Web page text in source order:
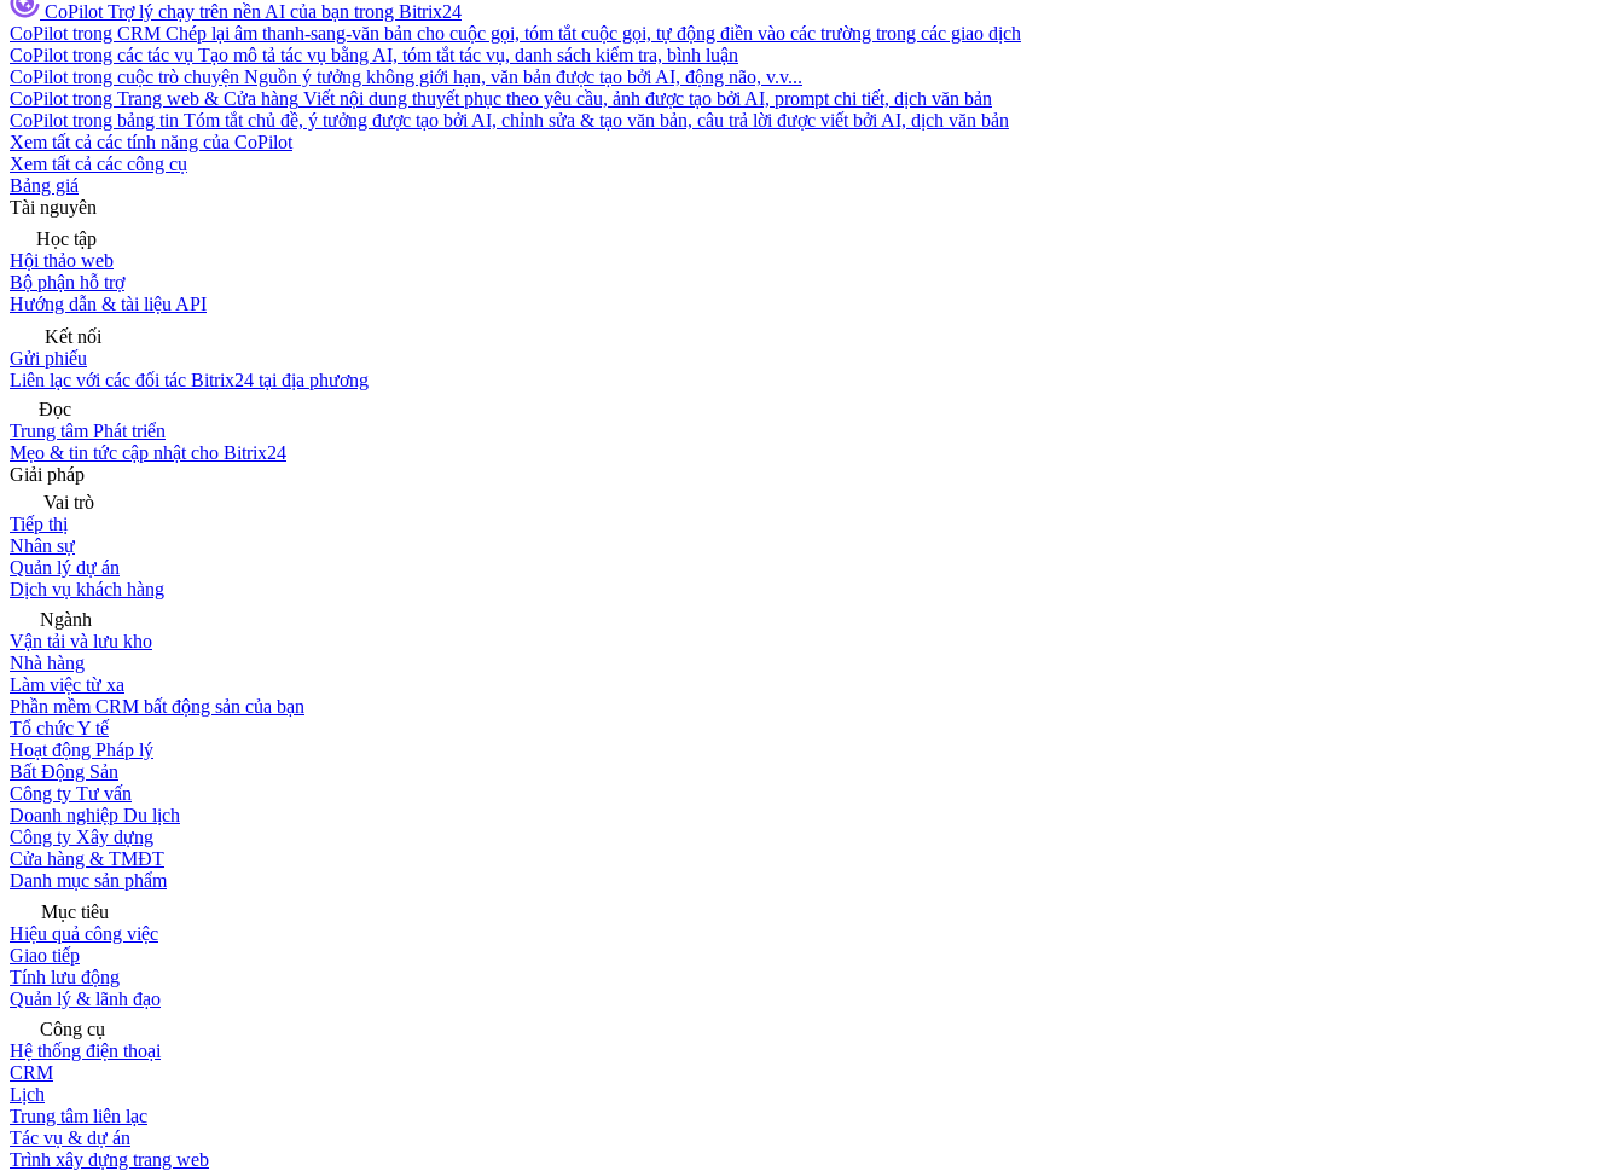
CoPilot Trợ lý chạy trên nền AI của bạn trong Bitrix24
CoPilot trong CRM Chép lại âm thanh-sang-văn bản cho cuộc gọi, tóm tắt cuộc gọi, tự động điền vào các trường trong các giao dịch
CoPilot trong các tác vụ Tạo mô tả tác vụ bằng AI, tóm tắt tác vụ, danh sách kiểm tra, bình luận
CoPilot trong cuộc trò chuyện Nguồn ý tưởng không giới hạn, văn bản được tạo bởi AI, động não, v.v...
CoPilot trong Trang web & Cửa hàng Viết nội dung thuyết phục theo yêu cầu, ảnh được tạo bởi AI, prompt chi tiết, dịch văn bản
CoPilot trong bảng tin Tóm tắt chủ đề, ý tưởng được tạo bởi AI, chỉnh sửa & tạo văn bản, câu trả lời được viết bởi AI, dịch văn bản
Xem tất cả các tính năng của CoPilot
Xem tất cả các công cụ
Bảng giá
Tài nguyên
Học tập
Hội thảo web
Bộ phận hỗ trợ
Hướng dẫn & tài liệu API
Kết nối
Gửi phiếu
Liên lạc với các đối tác Bitrix24 tại địa phương
Đọc
Trung tâm Phát triển
Mẹo & tin tức cập nhật cho Bitrix24
Giải pháp
Vai trò
Tiếp thị
Nhân sự
Quản lý dự án
Dịch vụ khách hàng
Ngành
Vận tải và lưu kho
Nhà hàng
Làm việc từ xa
Phần mềm CRM bất động sản của bạn
Tổ chức Y tế
Hoạt động Pháp lý
Bất Động Sản
Công ty Tư vấn
Doanh nghiệp Du lịch
Công ty Xây dựng
Cửa hàng & TMĐT
Danh mục sản phẩm
Mục tiêu
Hiệu quả công việc
Giao tiếp
Tính lưu động
Quản lý & lãnh đạo
Công cụ
Hệ thống điện thoại
CRM
Lịch
Trung tâm liên lạc
Tác vụ & dự án
Trình xây dựng trang web